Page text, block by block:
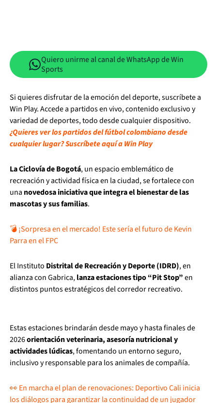
Quiero unirme al canal de WhatsApp de Win
Sports
Si quieres disfrutar de la emoción del deporte, suscríbete a
Win Play. Accede a partidos en vivo, contenido exclusivo y
variedad de deportes, todo desde cualquier dispositivo.
¿Quieres ver los partidos del fútbol colombiano desde
cualquier lugar? Suscríbete aquí a Win Play
La Ciclovía de Bogotá, un espacio emblemático de
recreación y actividad física en la ciudad, se fortalece con
una novedosa iniciativa que integra el bienestar de las
mascotas y sus familias.
💣 ¡Sorpresa en el mercado! Este sería el futuro de Kevin
Parra en el FPC
El Instituto Distrital de Recreación y Deporte (IDRD), en
alianza con Gabrica,lanza estaciones tipo “Pit Stop”en
distintos puntos estratégicos del corredor recreativo.
Estas estaciones brindarán desde mayo y hasta finales de
2026orientación veterinaria, asesoría nutricional y
actividades lúdicas, fomentando un entorno seguro,
inclusivo y responsable para los animales de compañía.
👀 En marcha el plan de renovaciones: Deportivo Cali inicia
los diálogos para garantizar la continuidad de un jugador